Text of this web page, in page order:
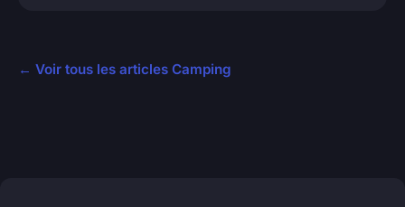
← Voir tous les articles Camping